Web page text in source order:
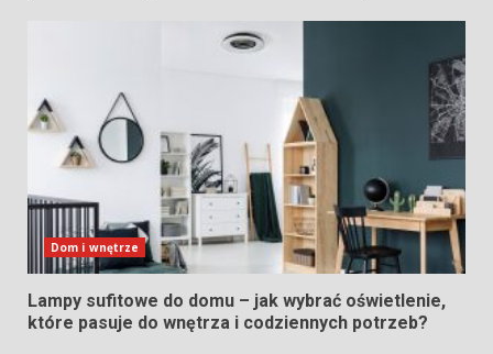
Dom i wnętrze
Lampy sufitowe do domu – jak wybrać oświetlenie,
które pasuje do wnętrza i codziennych potrzeb?